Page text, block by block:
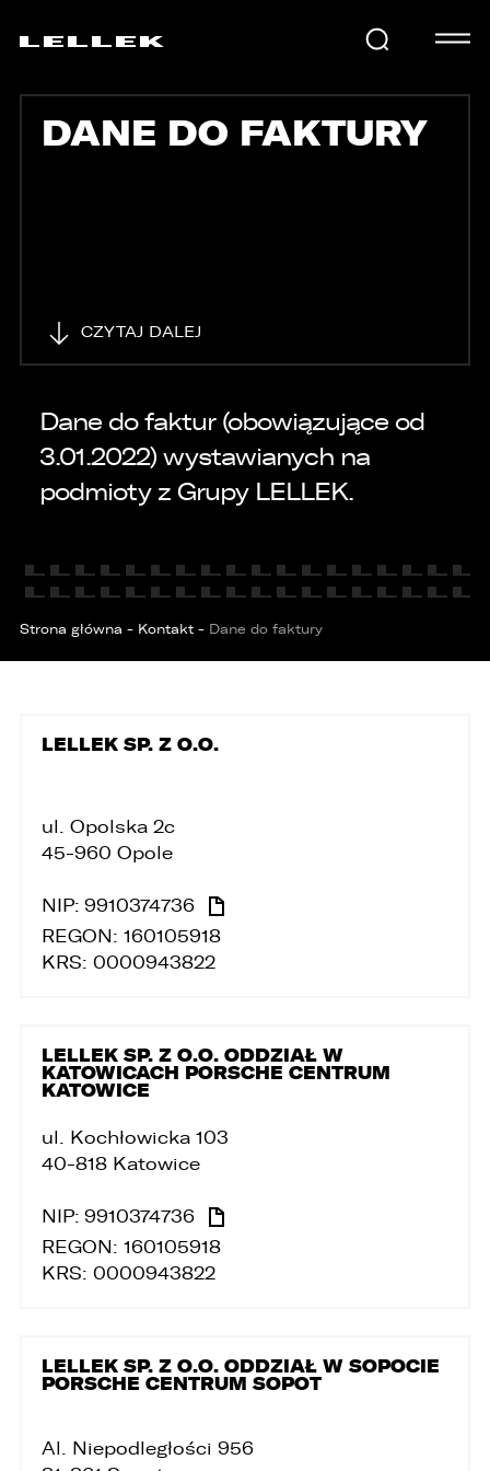
SAMOCHODY
KONTAKT
E-LELLEK
DANE DO FAKTURY
CZYTAJ DALEJ
Dane do faktur (obowiązujące od
3.01.2022) wystawianych na
podmioty z Grupy LELLEK.
Strona główna - Kontakt - Dane do faktury
LELLEK SP. Z O.O.
ul. Opolska 2c
45-960 Opole
NIP: 9910374736
REGON: 160105918
KRS: 0000943822
LELLEK SP. Z O.O. ODDZIAŁ W
KATOWICACH PORSCHE CENTRUM
KATOWICE
ul. Kochłowicka 103
40-818 Katowice
NIP: 9910374736
REGON: 160105918
KRS: 0000943822
LELLEK SP. Z O.O. ODDZIAŁ W SOPOCIE
PORSCHE CENTRUM SOPOT
Al. Niepodległości 956
PORÓWNYWARKA JEST PEŁNA!
W porównywarce mogą znajdować się
Wybierz samochód, który mamy zastąpić
UDOSTĘPNIANIE
Wybierz gdzie chcesz udostępnić ofertę.
FACEBOOK
WHATSAPP
EMAIL
SKOPIUJ LINK